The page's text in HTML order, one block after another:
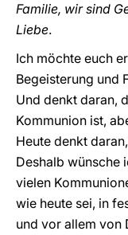
Familie, wir sind
Liebe.
Ich möchte euch
Begeisterung und
Und denkt daran,
Kommunion ist,
Heute denkt
Deshalb wünsche
vielen
wie heute sei, in
und vor allem von